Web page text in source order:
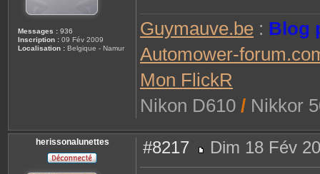
Messages : 936
Inscription : 09 Fév 2009
Localisation : Belgique - Namur
Guymauve.be : Blog
Automower-
Mon FlickR
Nikon D610 / Nikkor
herissonalunettes #8217
e
Dim 18 Fév